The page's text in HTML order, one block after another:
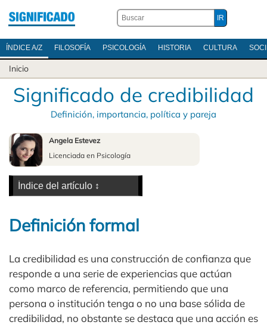
ÍNDICE A/Z FILOSOFÍA PSICOLOGÍA HISTORIA CULTURA
Inicio
Significado de credibilidad
Definición, importancia, política y pareja
Angela Estevez
Licenciada en Psicología
Definición formal
La credibilidad es una construcción de confianza que
responde a una serie de experiencias que actúan
como marco de referencia, permitiendo que una
persona o institución tenga o no una base sólida de
credibilidad, no obstante se destaca que una acción es